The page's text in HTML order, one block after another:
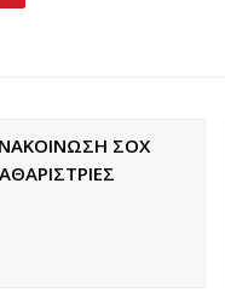
ΣΟΧ